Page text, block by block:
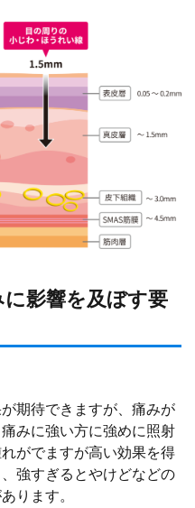
影響を及ぼす要
期待できますが、痛みが
みに強い方に強めに照射
がでますが高い効果を得
強すぎるとやけどなどの
ります。